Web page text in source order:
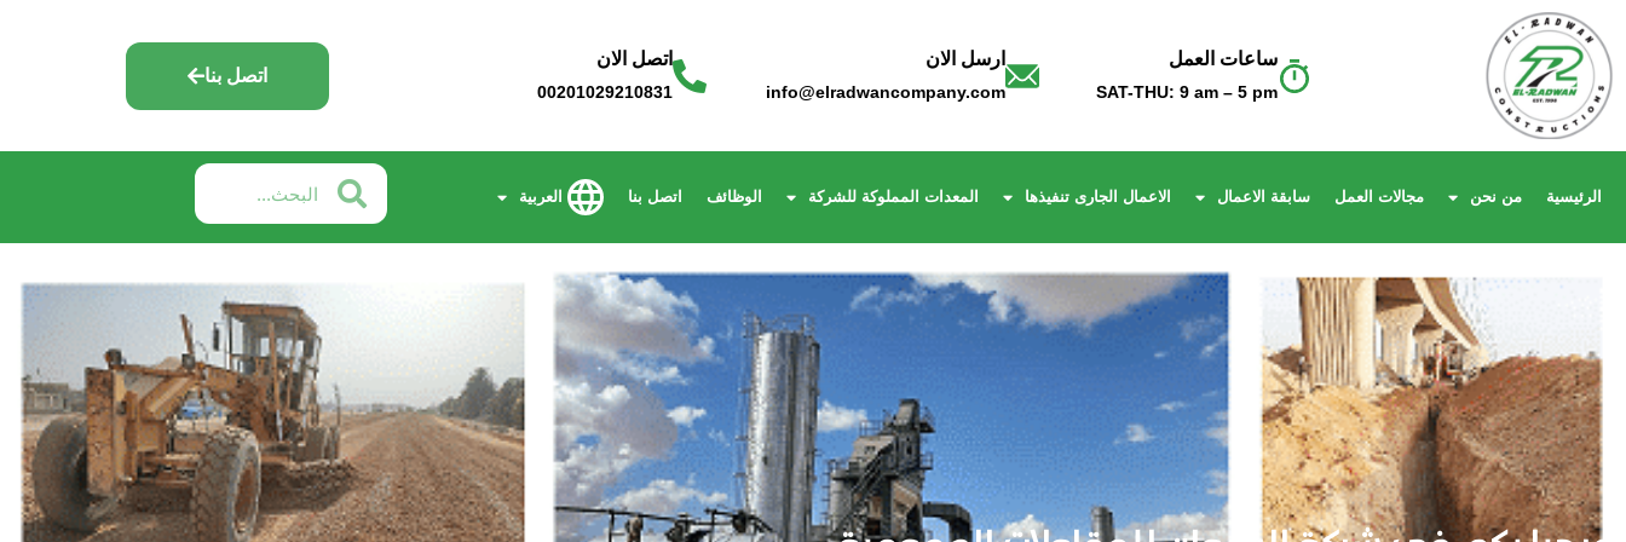
Skip
to
content
ساعات العمل
SAT-THU: 9 am – 5 pm
ارسل الان
info@elradwancompany.com
اتصل الان
00201029210831
اتصل بنا
الرئيسية من نحن مجالات العمل سابقة الاعمال الاعمال الجارى تنفيذها المعدات المملوكة للشركة الوظائف اتصل بنا العربية
هدف شركة الرضوان للمقاولات العمومية